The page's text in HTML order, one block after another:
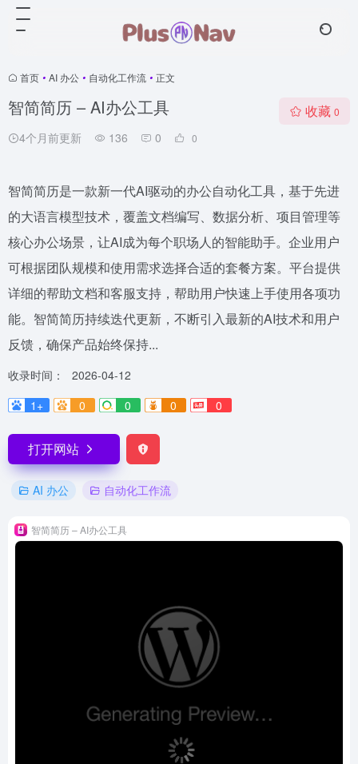
首页 • AI 办公 • 自动化工作流 • 正文
智简简历 – AI办公工具
4个月前更新 136 0 0
收藏 0
智简简历是一款新一代AI驱动的办公自动化工具，基于先进
的大语言模型技术，覆盖文档编写、数据分析、项目管理等
核心办公场景，让AI成为每个职场人的智能助手。企业用户
可根据团队规模和使用需求选择合适的套餐方案。平台提供
详细的帮助文档和客服支持，帮助用户快速上手使用各项功
能。智简简历持续迭代更新，不断引入最新的AI技术和用户
反馈，确保产品始终保持...
收录时间：
2026-04-12
1+
0 0 0 0
打开网站
AI 办公 自动化工作流
智简简历 – AI办公工具